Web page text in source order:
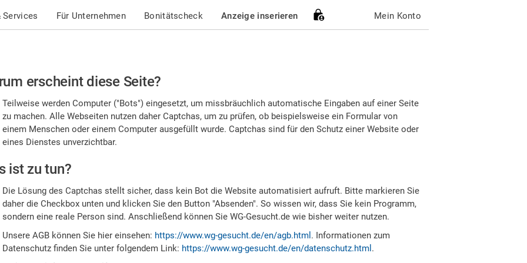
Services Für Unternehmen Bonitätscheck Anzeige inserieren Mein Konto
erscheint diese Seite?
Teilweise werden Computer ("Bots") eingesetzt, um missbräuchlich automatische Eingaben auf einer Seite
zu machen. Alle Webseiten nutzen daher Captchas, um zu prüfen, ob beispielsweise ein Formular von
einem Menschen oder einem Computer ausgefüllt wurde. Captchas sind für den Schutz einer Website oder
eines Dienstes unverzichtbar.
ist zu tun?
Die Lösung des Captchas stellt sicher, dass kein Bot die Website automatisiert aufruft. Bitte markieren Sie
daher die Checkbox unten und klicken Sie den Button "Absenden". So wissen wir, dass Sie kein Programm,
sondern eine reale Person sind. Anschließend können Sie WG-Gesucht.de wie bisher weiter nutzen.
Unsere AGB können Sie hier einsehen: https://www.wg-gesucht.de/en/agb.html . Informationen zum
Datenschutz finden Sie unter folgendem Link: https://www.wg-gesucht.de/en/datenschutz.html .